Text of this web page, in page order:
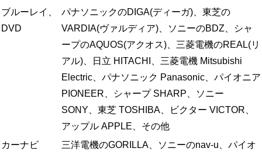
ブルーレイ、
DVD
パナソニックのDIGA(ディーガ)、東芝の
VARDIA(ヴァルディア)、ソニーのBDZ、シャ
ープのAQUOS(アクオス)、三菱電機のREAL(リ
アル)、日立 HITACHI、三菱電機 Mitsubishi
Electric、パナソニック Panasonic、パイオニア
PIONEER、シャープ SHARP、ソニー
SONY、東芝 TOSHIBA、ビクター VICTOR、
アップル APPLE、その他
カーナビ
三洋電機のGORILLA、ソニーのnav-u、パイオ